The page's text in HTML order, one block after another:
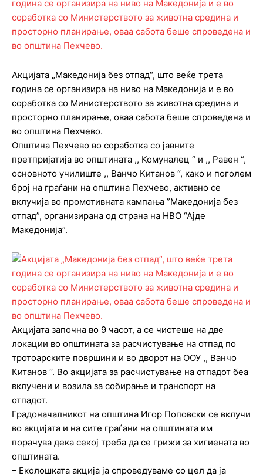
Акцијата „Македонија без отпад“, што веќе трета
година се организира на ниво на Македонија и е во
соработка со Министерството за животна средина и
просторно планирање, оваа сабота беше спроведена и
во општина Пехчево.
Општина Пехчево во соработка со јавните
претпријатија во општината ,, Комуналец “ и ,, Равен “,
основното училиште ,, Ванчо Китанов “, како и поголем
број на граѓани на општина Пехчево, активно се
вклучија во промотивната кампања ”Македонија без
отпад”, организирана од страна на НВО “Ајде
Македонија”.
Акцијата започна во 9 часот, а се чистеше на две
локации во општината за расчистување на отпад по
тротоарските површини и во дворот на ООУ ,, Ванчо
Китанов ‘‘. Во акцијата за расчистување на отпадот беа
вклучени и возила за собирање и транспорт на
отпадот.
Градоначалникот на општина Игор Поповски се вклучи
во акцијата и на сите граѓани на општината им
порачува дека секој треба да се грижи за хигиената во
општината.
– Еколошката акција ја спроведуваме со цел да ја